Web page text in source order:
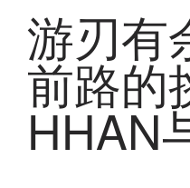
游
刃
有
余，
面
对
游刃有
前路的
HHAN